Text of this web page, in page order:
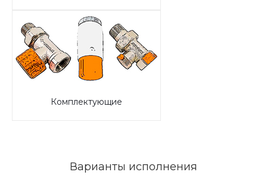
Комплектующие
Варианты исполнения